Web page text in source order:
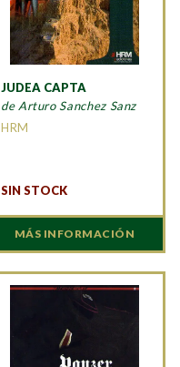
JUDEA CAPTA
de Arturo Sanchez Sanz
HRM
SIN STOCK
MÁS INFORMACIÓN